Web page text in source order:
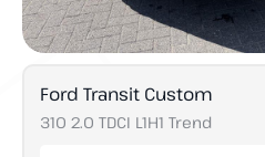
Direct contact
Ford Transit Custom
310 2.0 TDCI L1H1 Trend